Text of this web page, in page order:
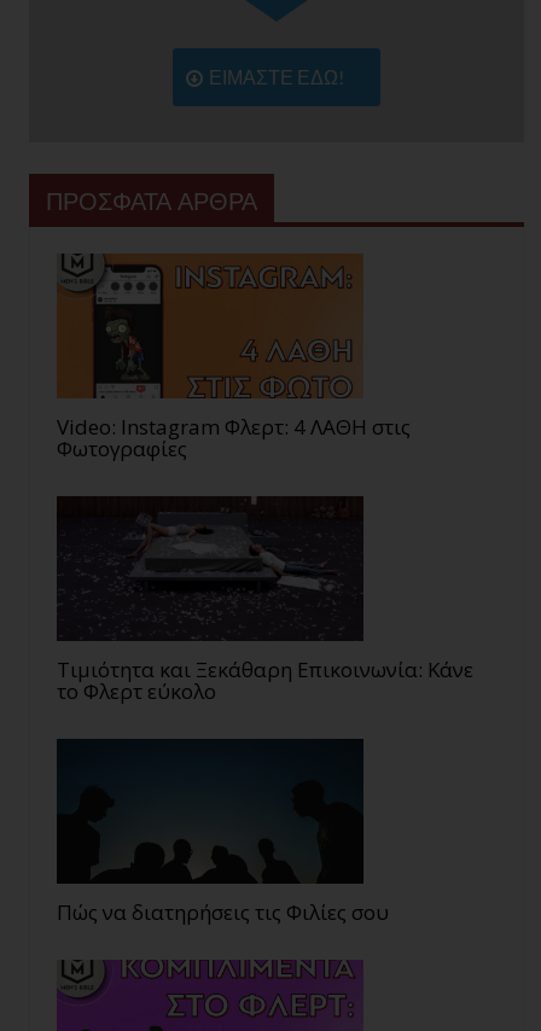
ΕΙΜΑΣΤΕ ΕΔΩ!
ΠΡΟΣΦΑΤΑ ΑΡΘΡΑ
Video: Instagram Φλερτ: 4 ΛΑΘΗ στις
Φωτογραφίες
Τιμιότητα και Ξεκάθαρη Επικοινωνία: Κάνε
το Φλερτ εύκολο
Πώς να διατηρήσεις τις Φιλίες σου